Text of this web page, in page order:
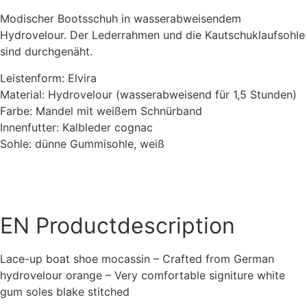
Modischer Bootsschuh in wasserabweisendem
Hydrovelour. Der Lederrahmen und die Kautschuklaufsohle
sind durchgenäht.
Leistenform: Elvira
Material: Hydrovelour (wasserabweisend für 1,5 Stunden)
Farbe: Mandel mit weißem Schnürband
Innenfutter: Kalbleder cognac
Sohle: dünne Gummisohle, weiß
EN Productdescription
Lace-up boat shoe mocassin – Crafted from German
hydrovelour orange – Very comfortable signiture white
gum soles blake stitched